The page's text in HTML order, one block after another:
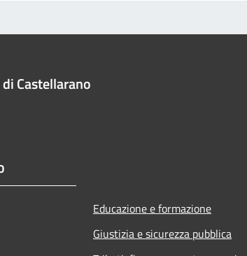
Castellarano
Educazione e formazione
Giustizia e sicurezza pubblica